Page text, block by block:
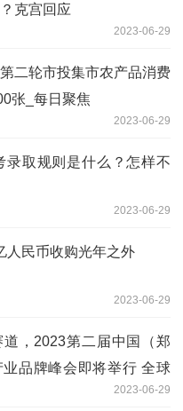
克宫回应
2023-06-29
二轮市投集市农产品消费
张_每日聚焦
2023-06-29
录取规则是什么？怎样不
2023-06-29
人民币收购光年之外
2023-06-29
，2023第二届中国（郑
品牌峰会即将举行 全球
2023-06-29